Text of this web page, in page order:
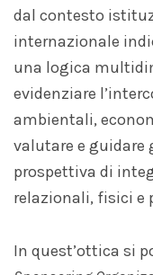
dal contesto
internazionale
una logica
evidenziare
ambientali,
valutare e
prospettiva di
relazionali, fisici e
In quest’ottica si